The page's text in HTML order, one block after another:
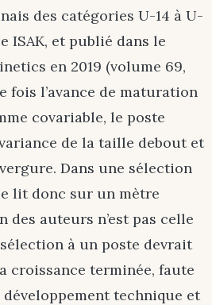
des catégories U-14 à U-
ISAK, et publié dans le
en 2019 (volume 69,
fois l’avance de maturation
covariable, le poste
de la taille debout et
Dans une sélection
lit donc sur un mètre
des auteurs n’est pas celle
à un poste devrait
croissance terminée, faute
technique et